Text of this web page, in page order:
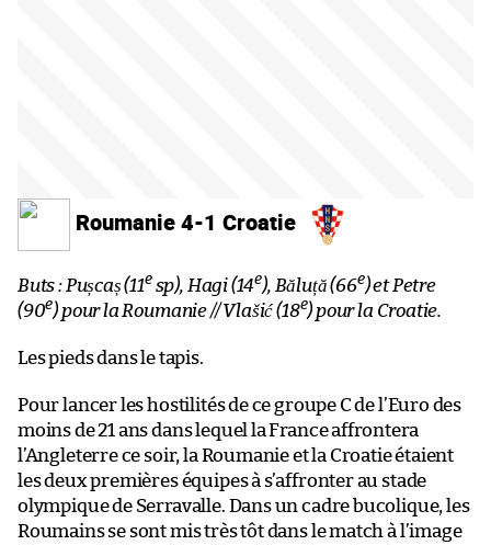
Roumanie 4-1 Croatie
Buts : Pușcaș (11esp), Hagi (14e), Băluță (66e) et Petre
(90e) pour la Roumanie // Vlašić (18e) pour la Croatie.
Les pieds dans le tapis.
Pour lancer les hostilités de ce groupe C de l’Euro des
moins de 21 ans dans lequel la France affrontera
l’Angleterre ce soir, la Roumanie et la Croatie étaient
les deux premières équipes à s’affronter au stade
olympique de Serravalle. Dans un cadre bucolique, les
Roumains se sont mis très tôt dans le match à l’image